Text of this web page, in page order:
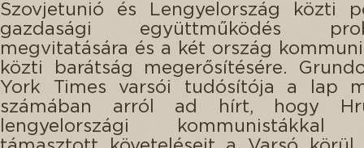
Szovjetunió és Lengyelország közti
gazdasági együttműködés
megvitatására és a két ország
közti barátság megerősítésére.
York Times varsói tudósítója a lap
számában arról ad hírt, hogy
lengyelországi kommunistákkal